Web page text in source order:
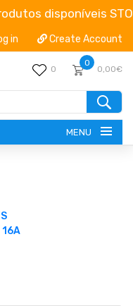
disponíveis
in Create Account
0
0
0,00€
MENU